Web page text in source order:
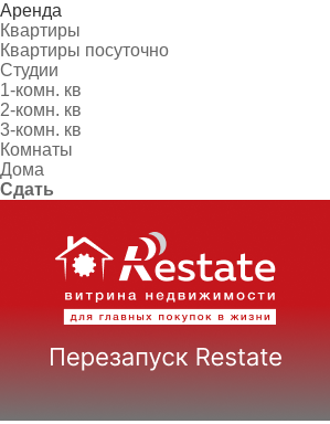
Аренда
Квартиры
Квартиры посуточно
Студии
1-комн. кв
2-комн. кв
3-комн. кв
Комнаты
Дома
Сдать